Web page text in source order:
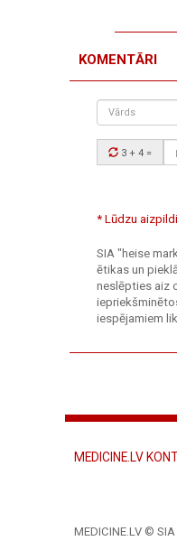
KOMENTĀRI
Vārds
Drošības
kods:
3 + 4 =
* Lūdzu
SIA "heise
ētikas un
neslēpties aiz
iespējamiem
MEDICINE.LV
MEDICINE.LV ©